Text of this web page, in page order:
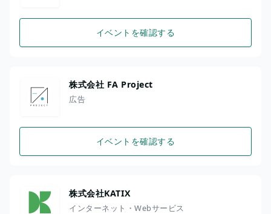
イベントを確認する
株式会社 FA Project
広告
イベントを確認する
株式会社KATIX
インターネット・Webサービス